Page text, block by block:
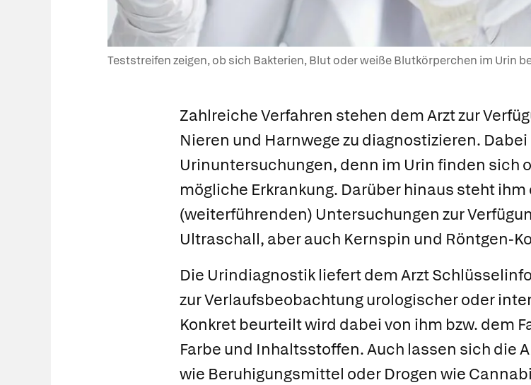
Teststreifen zeigen, ob sich Bakterien, Blut oder weiße Blutkörperchen im Urin
Zahlreiche Verfahren stehen dem Arzt zur
Nieren und Harnwege zu diagnostizieren.
Urinuntersuchungen, denn im Urin finden sich
mögliche Erkrankung. Darüber hinaus steht
(weiterführenden) Untersuchungen zur
Ultraschall, aber auch Kernspin und Röntgen-
Die Urindiagnostikliefert dem Arzt
zur Verlaufsbeobachtung urologischer oder
Konkret beurteilt wird dabei von ihm bzw. dem
Farbe und Inhaltsstoffen. Auch lassen sich die
wie Beruhigungsmittel oder Drogen wie